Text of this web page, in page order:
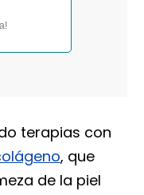
terapias con
, que
de la piel